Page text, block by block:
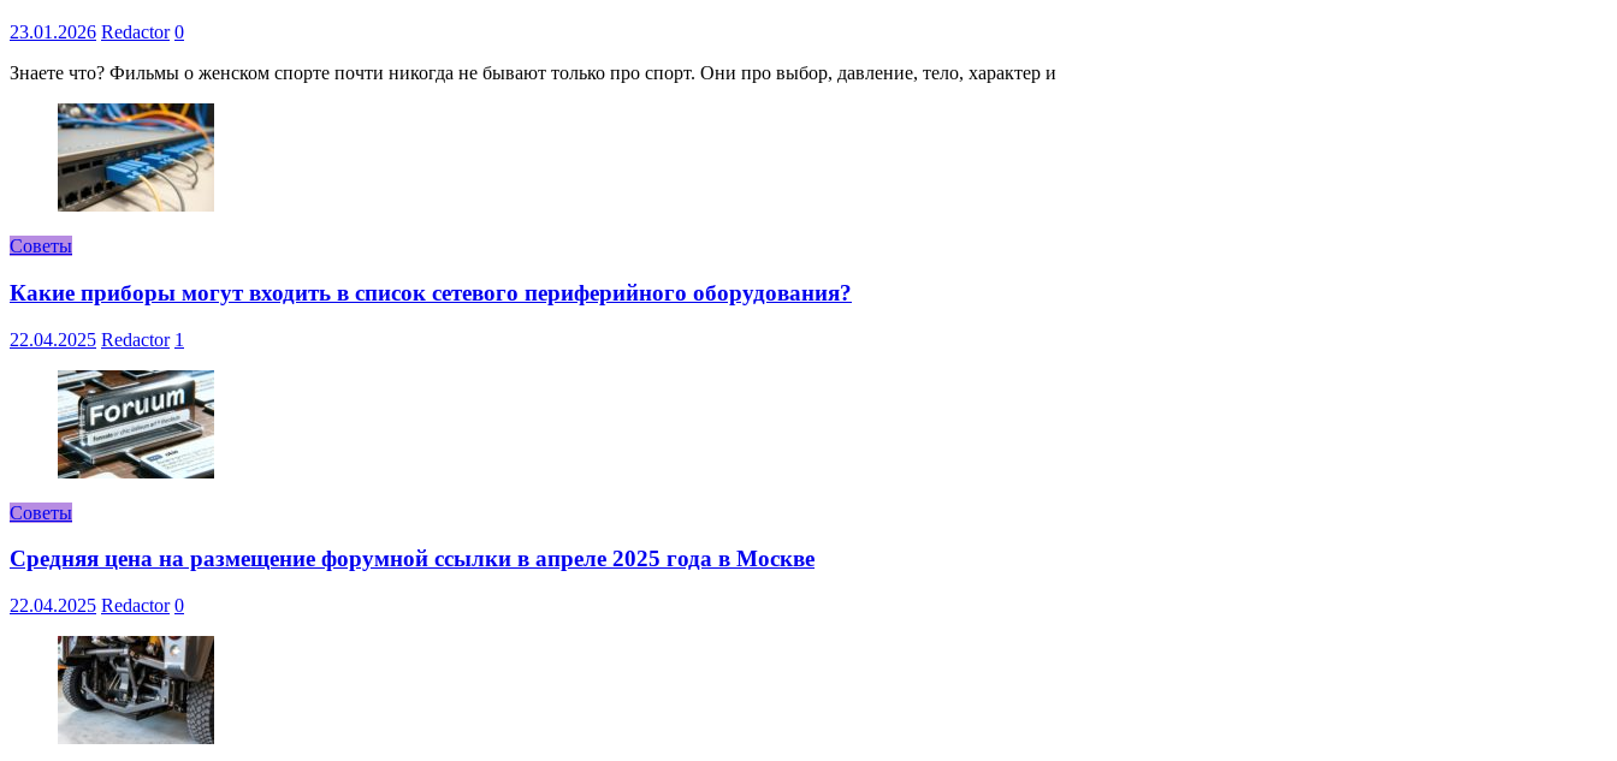
23.01.2026 Redactor 0
Знаете что? Фильмы о женском спорте почти никогда не бывают только про спорт. Они про выбор, давление, тело, характер и
Советы
Какие приборы могут входить в список сетевого периферийного оборудования?
22.04.2025 Redactor 1
Советы
Средняя цена на размещение форумной ссылки в апреле 2025 года в Москве
22.04.2025 Redactor 0